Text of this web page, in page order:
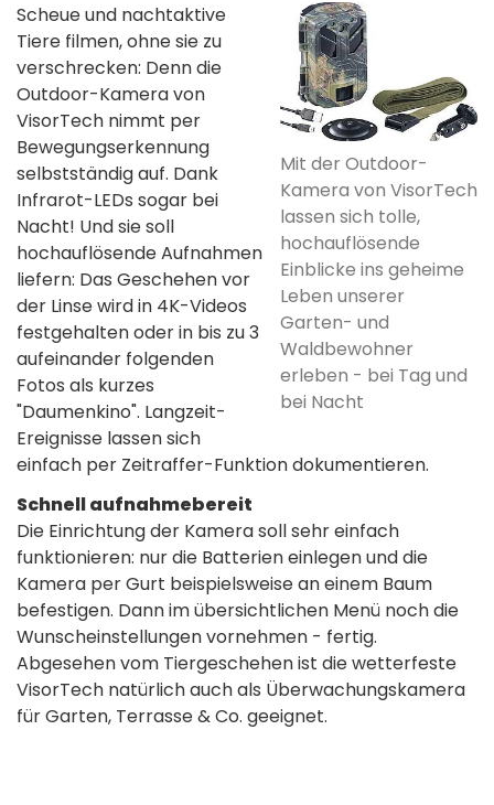
Mit der Outdoor-
Kamera von VisorTech
lassen sich tolle,
hochauflösende
Einblicke ins geheime
Leben unserer
Garten- und
Waldbewohner
erleben - bei Tag und
bei Nacht
Scheue und nachtaktive
Tiere filmen, ohne sie zu
verschrecken: Denn die
Outdoor-Kamera von
VisorTech nimmt per
Bewegungserkennung
selbstständig auf. Dank
Infrarot-LEDs sogar bei
Nacht! Und sie soll
hochauflösende Aufnahmen
liefern: Das Geschehen vor
der Linse wird in 4K-Videos
festgehalten oder in bis zu 3
aufeinander folgenden
Fotos als kurzes
"Daumenkino". Langzeit-
Ereignisse lassen sich
einfach per Zeitraffer-Funktion dokumentieren.
Schnell aufnahmebereit
Die Einrichtung der Kamera soll sehr einfach
funktionieren: nur die Batterien einlegen und die
Kamera per Gurt beispielsweise an einem Baum
befestigen. Dann im übersichtlichen Menü noch die
Wunscheinstellungen vornehmen - fertig.
Abgesehen vom Tiergeschehen ist die wetterfeste
VisorTech natürlich auch als Überwachungskamera
für Garten, Terrasse & Co. geeignet.